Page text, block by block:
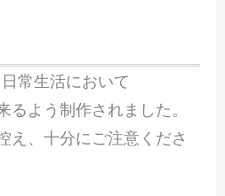
常生活において
よう制作されました。
、十分にご注意くださ